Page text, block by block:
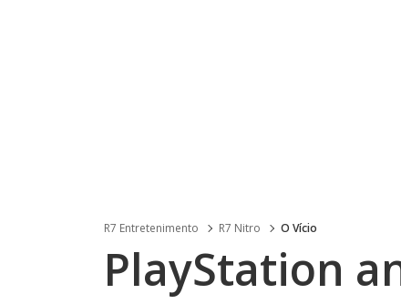
R7 Entretenimento R7 Nitro O Vício
PlayStation